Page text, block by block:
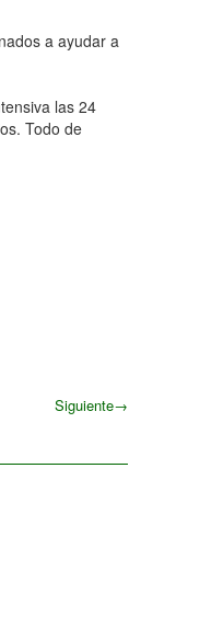
a ayudar a
las 24
Todo de
Siguiente→